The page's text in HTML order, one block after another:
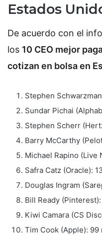
Estados
De acuerdo con el
los 10 CEO mejor
cotizan en bolsa en
Stephen
Sundar Pichai
Stephen Scherr
Barry McCarthy
Michael Rapino (Live
Safra Catz (Oracle):
Douglas Ingram
Bill Ready
Kiwi Camara (CS
Tim Cook (Apple): 99